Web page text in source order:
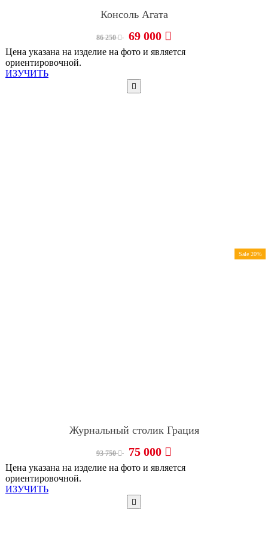
Консоль Агата
86 250 69 000
Цена указана на изделие на фото и является
ориентировочной.
ИЗУЧИТЬ
Sale 20%
Журнальный столик Грация
93 750 75 000
Цена указана на изделие на фото и является
ориентировочной.
ИЗУЧИТЬ